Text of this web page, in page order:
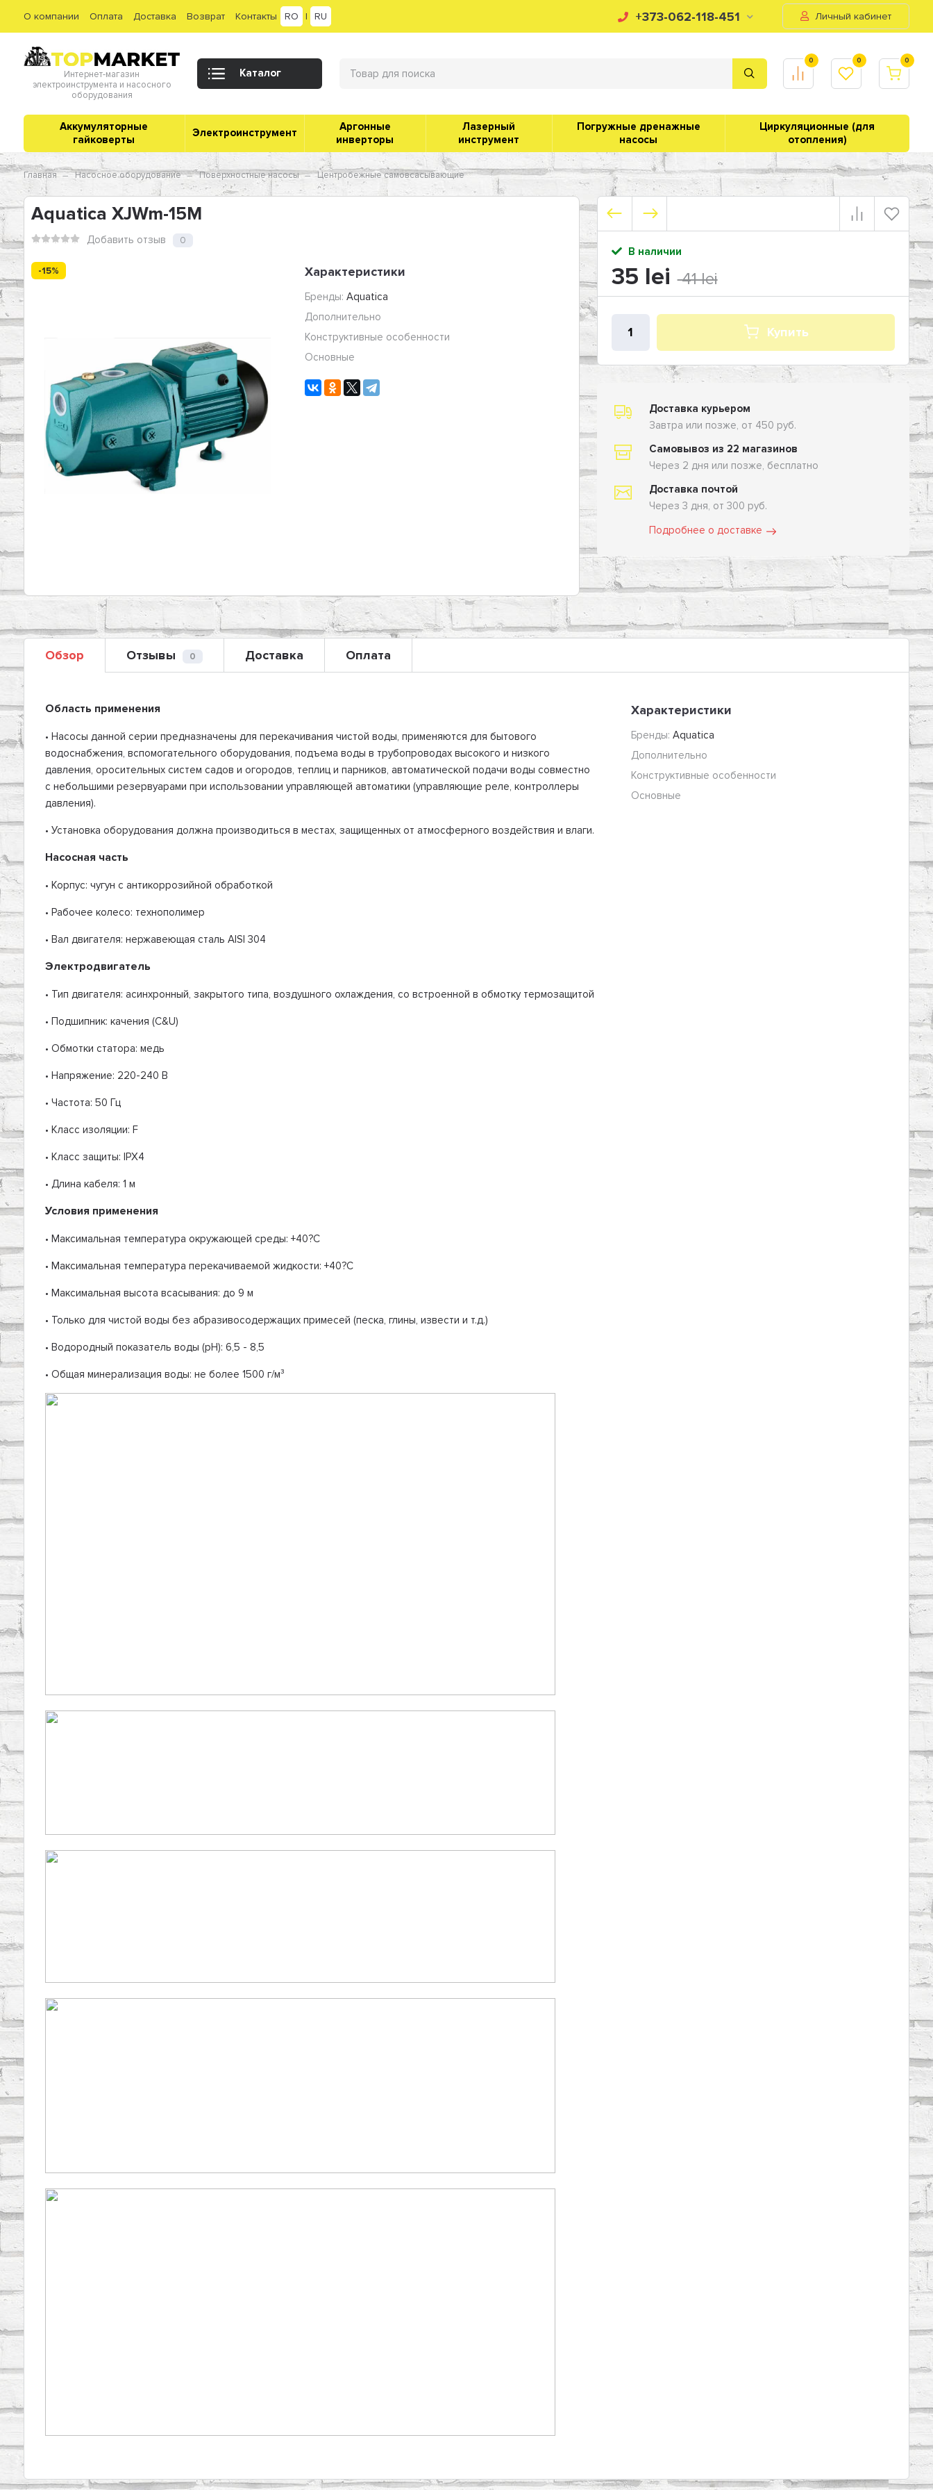
О компании Оплата Доставка Возврат Контакты RO | RU +373-062-118-451 Личный кабинет
Интернет-магазин
электроинструмента и насосного
оборудования
Каталог
0 0 0
Аккумуляторные
гайковерты
Электроинструмент
Аргонные
инверторы
Лазерный
инструмент
Погружные дренажные
насосы
Циркуляционные (для
отопления)
Главная Насосное оборудование Поверхностные насосы Центробежные самовсасывающие
Aquatica XJWm-15M
Добавить отзыв 0
-15% Характеристики
Бренды: Aquatica
Дополнительно
Конструктивные особенности
Основные
В наличии
35 lei 41 lei
Купить
Доставка курьером
Завтра или позже, от 450 руб.
Самовывоз из 22 магазинов
Через 2 дня или позже, бесплатно
Доставка почтой
Через 3 дня, от 300 руб.
Подробнее о доставке
Обзор Отзывы 0 Доставка Оплата
Область применения
• Насосы данной серии предназначены для перекачивания чистой воды, применяются для бытового
водоснабжения, вспомогательного оборудования, подъема воды в трубопроводах высокого и низкого
давления, оросительных систем садов и огородов, теплиц и парников, автоматической подачи воды совместно
с небольшими резервуарами при использовании управляющей автоматики (управляющие реле, контроллеры
давления).
• Установка оборудования должна производиться в местах, защищенных от атмосферного воздействия и влаги.
Насосная часть
• Корпус: чугун с антикоррозийной обработкой
• Рабочее колесо: технополимер
• Вал двигателя: нержавеющая сталь AISI 304
Электродвигатель
• Тип двигателя: асинхронный, закрытого типа, воздушного охлаждения, со встроенной в обмотку термозащитой
• Подшипник: качения (C&U)
• Обмотки статора: медь
• Напряжение: 220-240 В
• Частота: 50 Гц
• Класс изоляции: F
• Класс защиты: IPX4
• Длина кабеля: 1 м
Условия применения
• Максимальная температура окружающей среды: +40?С
• Максимальная температура перекачиваемой жидкости: +40?С
• Максимальная высота всасывания: до 9 м
• Только для чистой воды без абразивосодержащих примесей (песка, глины, извести и т.д.)
• Водородный показатель воды (рН): 6,5 - 8,5
• Общая минерализация воды: не более 1500 г/м³
Характеристики
Бренды: Aquatica
Дополнительно
Конструктивные особенности
Основные